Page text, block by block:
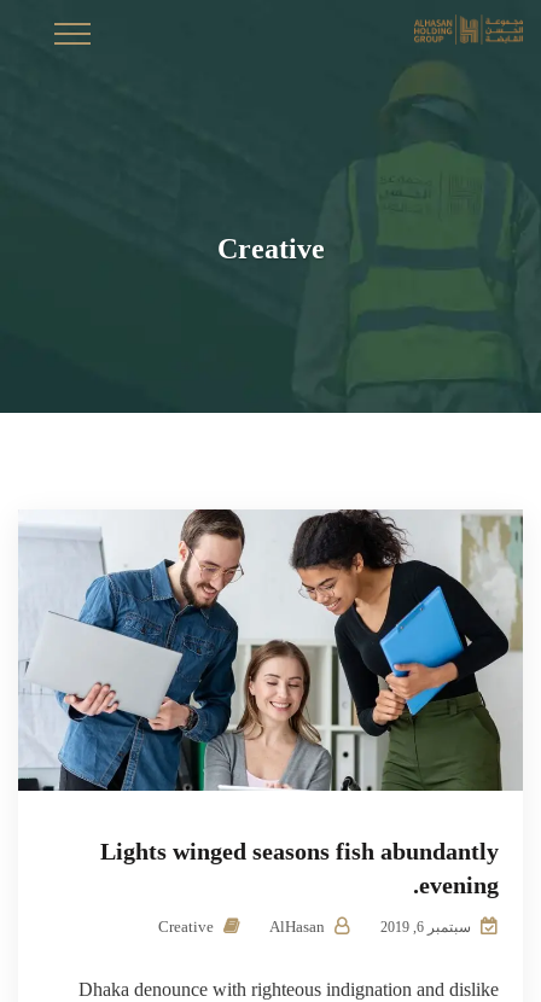
Creative
Lights winged seasons fish abundantly
evening.
سبتمبر 6, 2019 Creative
Dhaka denounce with righteous indignation and dislike